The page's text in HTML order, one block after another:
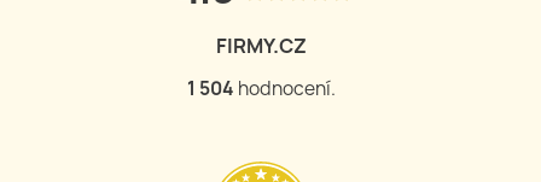
FIRMY.CZ
1 504 hodnocení.